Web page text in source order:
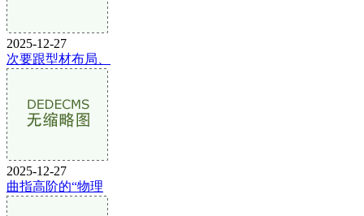
2025-12-27
次要跟型材布局、
2025-12-27
曲指高阶的“物理